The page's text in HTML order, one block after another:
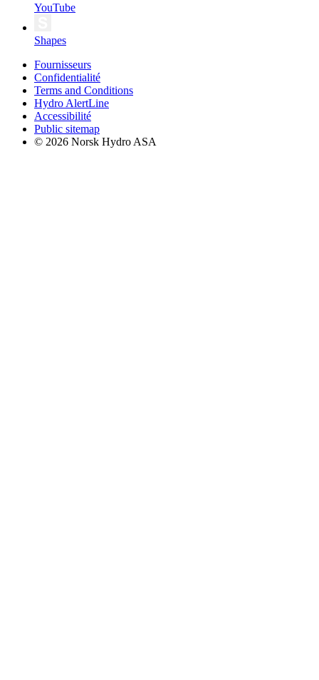
YouTube
Shapes
Fournisseurs
Confidentialité
Terms and Conditions
Hydro AlertLine
Accessibilité
Public sitemap
© 2026 Norsk Hydro ASA